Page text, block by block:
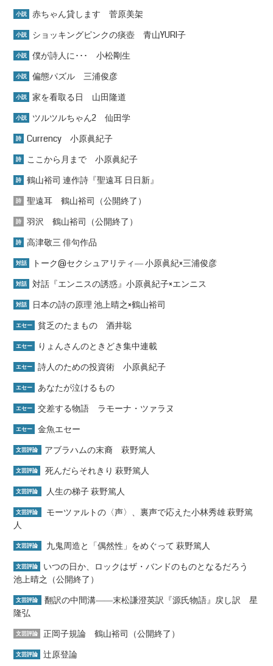
小説 赤ちゃん貸します 菅原美架
小説 ショッキングピンクの痰壺 青山YURI子
小説 僕が詩人に･･･ 小松剛生
小説 偏態パズル 三浦俊彦
小説 家を看取る日 山田隆道
小説 ツルツルちゃん2 仙田学
詩 Currency 小原眞紀子
詩 ここから月まで 小原眞紀子
詩 鶴山裕司 連作詩『聖遠耳 日日新』
詩 聖遠耳 鶴山裕司（公開終了）
詩 羽沢 鶴山裕司（公開終了）
詩 高津敬三 俳句作品
対話 トーク@セクシュアリティ― 小原眞紀×三浦俊彦
対話 対話『エンニスの誘惑』小原眞紀子×エンニス
対話 日本の詩の原理 池上晴之×鶴山裕司
エセー 貧乏のたまもの 酒井聡
エセー りょんさんのときどき集中連載
エセー 詩人のための投資術 小原眞紀子
エセー あなたが泣けるもの
エセー 交差する物語 ラモーナ・ツァラヌ
エセー 金魚エセー
文芸評論 アブラハムの末裔 萩野篤人
文芸評論 死んだらそれきり 萩野篤人
文芸評論 人生の梯子 萩野篤人
文芸評論
モーツァルトの〈声〉、裏声で応えた小林秀雄 萩野篤
人
文芸評論 九鬼周造と「偶然性」をめぐって 萩野篤人
文芸評論
いつの日か、ロックはザ・バンドのものとなるだろう
池上晴之（公開終了）
文芸評論
翻訳の中間溝――末松謙澄英訳『源氏物語』戻し訳 星
隆弘
文芸評論 正岡子規論 鶴山裕司（公開終了）
文芸評論 辻原登論